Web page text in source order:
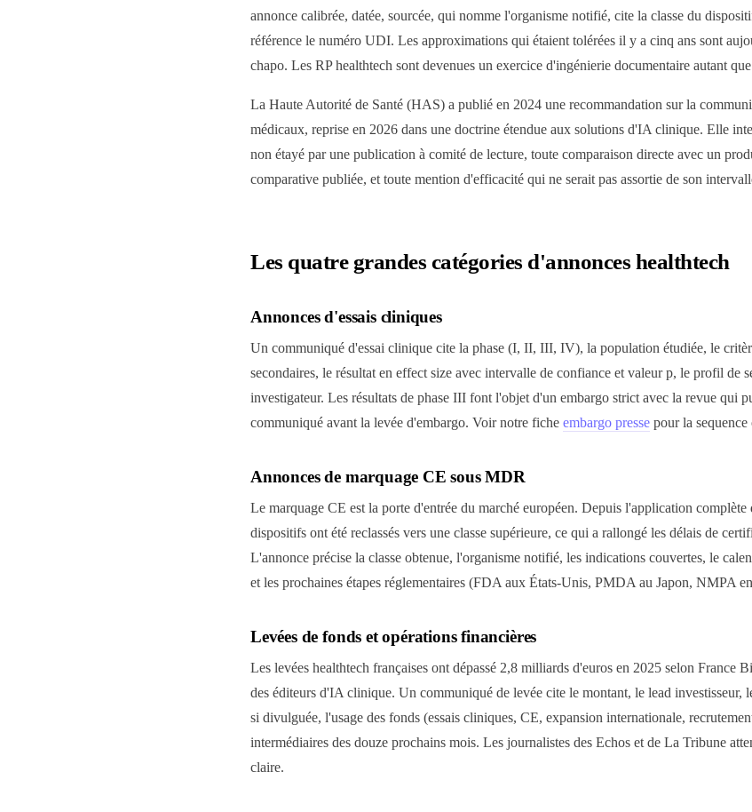
annonce calibrée, datée, sourcée, qui nomme l'organisme notifié, cite la classe du
référence le numéro UDI. Les approximations qui étaient tolérées il y a cinq ans sont
chapo. Les RP healthtech sont devenues un exercice d'ingénierie documentaire autant
La Haute Autorité de Santé (HAS) a publié en 2024 une recommandation sur la
médicaux, reprise en 2026 dans une doctrine étendue aux solutions d'IA clinique. Elle
non étayé par une publication à comité de lecture, toute comparaison directe avec un
comparative publiée, et toute mention d'efficacité qui ne serait pas assortie de son
Les quatre grandes catégories d'annonces healthtech
Annonces d'essais cliniques
Un communiqué d'essai clinique cite la phase (I, II, III, IV), la population étudiée, le
secondaires, le résultat en effect size avec intervalle de confiance et valeur p, le profil de
investigateur. Les résultats de phase III font l'objet d'un embargo strict avec la revue qui
communiqué avant la levée d'embargo. Voir notre fiche embargo presse pour la sequence
Annonces de marquage CE sous MDR
Le marquage CE est la porte d'entrée du marché européen. Depuis l'application
dispositifs ont été reclassés vers une classe supérieure, ce qui a rallongé les délais de
L'annonce précise la classe obtenue, l'organisme notifié, les indications couvertes, le
et les prochaines étapes réglementaires (FDA aux États-Unis, PMDA au Japon, NMPA
Levées de fonds et opérations financières
Les levées healthtech françaises ont dépassé 2,8 milliards d'euros en 2025 selon France
des éditeurs d'IA clinique. Un communiqué de levée cite le montant, le lead investisseur,
si divulguée, l'usage des fonds (essais cliniques, CE, expansion internationale,
intermédiaires des douze prochains mois. Les journalistes des Echos et de La Tribune
claire.